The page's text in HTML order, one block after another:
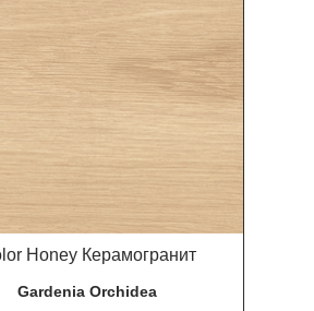
Honey Керамогранит
Gardenia Orchidea